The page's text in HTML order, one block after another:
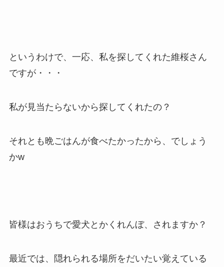
というわけで、一応、私を探してくれた維桜さん
ですが・・・
私が見当たらないから探してくれたの？
それとも晩ごはんが食べたかったから、でしょう
かw
皆様はおうちで愛犬とかくれんぼ、されますか？
最近では、隠れられる場所をだいたい覚えている